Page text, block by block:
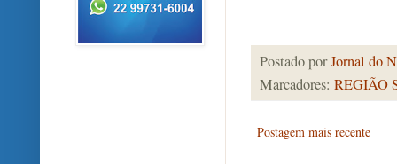
Postado porJornal do
Marcadores: REGIÃO
Postagem mais recente